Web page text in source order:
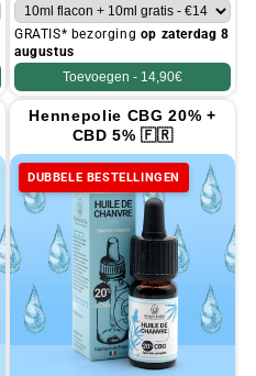
GRATIS* bezorging op zaterdag 8
augustus
Toevoegen - 14,90€
Hennepolie CBG 20% +
CBD 5% 🇫🇷
DUBBELE BESTELLINGEN